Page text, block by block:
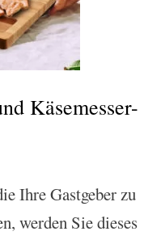
Käsemesser-
Ihre Gastgeber zu
werden Sie dieses